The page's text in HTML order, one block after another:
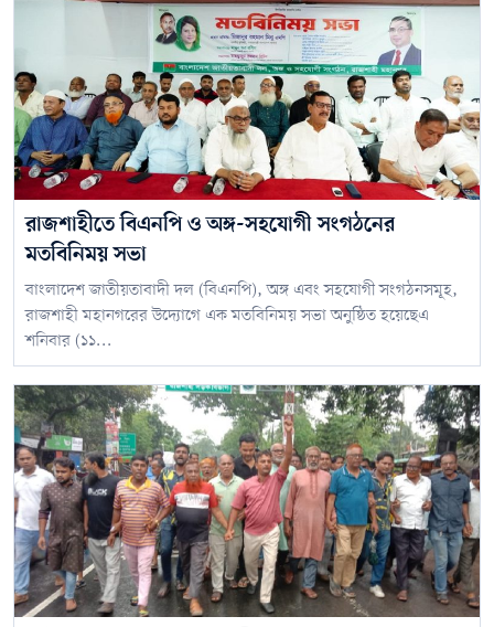
রাজশাহীতে বিএনপি ও অঙ্গ-সহযোগী সংগঠনের
মতবিনিময় সভা
বাংলাদেশ জাতীয়তাবাদী দল (বিএনপি), অঙ্গ এবং সহযোগী সংগঠনসমূহ,
রাজশাহী মহানগরের উদ্যোগে এক মতবিনিময় সভা অনুষ্ঠিত হয়েছেএ
শনিবার (১১...